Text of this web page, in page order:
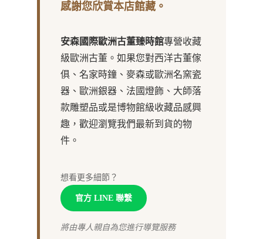
感謝您欣賞本店館藏。
安森國際歐洲古董臻時館專營收藏
級歐洲古董。如果您對西洋古董傢
俱、名家時鐘、麥森或歐洲名窯瓷
器、歐洲銀器、法國燈飾、大師落
款雕塑品或是博物館級收藏品感興
趣，歡迎瀏覽我們最新到貨的物
件。
想看更多細節？
官方 LINE 聯繫
將由專人親自為您進行導覽服務